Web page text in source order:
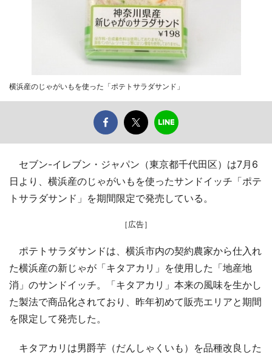
横浜産のじゃがいもを使った「ポテトサラダサンド」
セブン-イレブン・ジャパン（東京都千代田区）は7月6
日より、横浜産のじゃがいもを使ったサンドイッチ「ポテ
トサラダサンド」を期間限定で発売している。
［広告］
ポテトサラダサンドは、横浜市内の契約農家から仕入れ
た横浜産の新じゃが「キタアカリ」を使用した「地産地
消」のサンドイッチ。「キタアカリ」本来の風味を生かし
た製法で商品化されており、昨年初めて販売エリアと期間
を限定して発売した。
キタアカリは男爵芋（だんしゃくいも）を品種改良した